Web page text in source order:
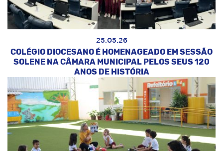
25.05.26
COLÉGIO DIOCESANO É HOMENAGEADO EM SESSÃO
SOLENE NA CÂMARA MUNICIPAL PELOS SEUS 120
ANOS DE HISTÓRIA